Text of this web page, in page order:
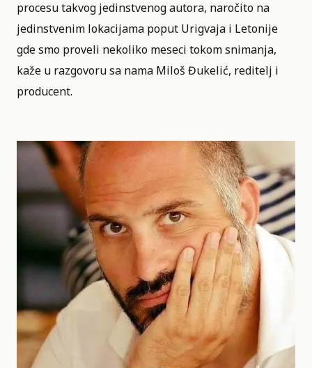
procesu takvog jedinstvenog autora, naročito na
jedinstvenim lokacijama poput Urigvaja i Letonije
gde smo proveli nekoliko meseci tokom snimanja,
kaže u razgovoru sa nama Miloš Đukelić, reditelj i
producent.